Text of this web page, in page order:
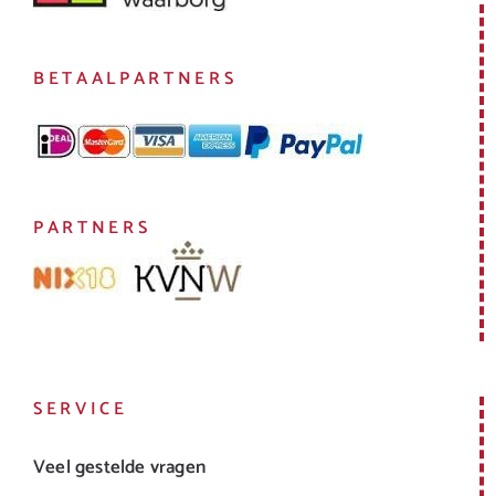
BETAALPARTNERS
PARTNERS
SERVICE
Veel gestelde vragen